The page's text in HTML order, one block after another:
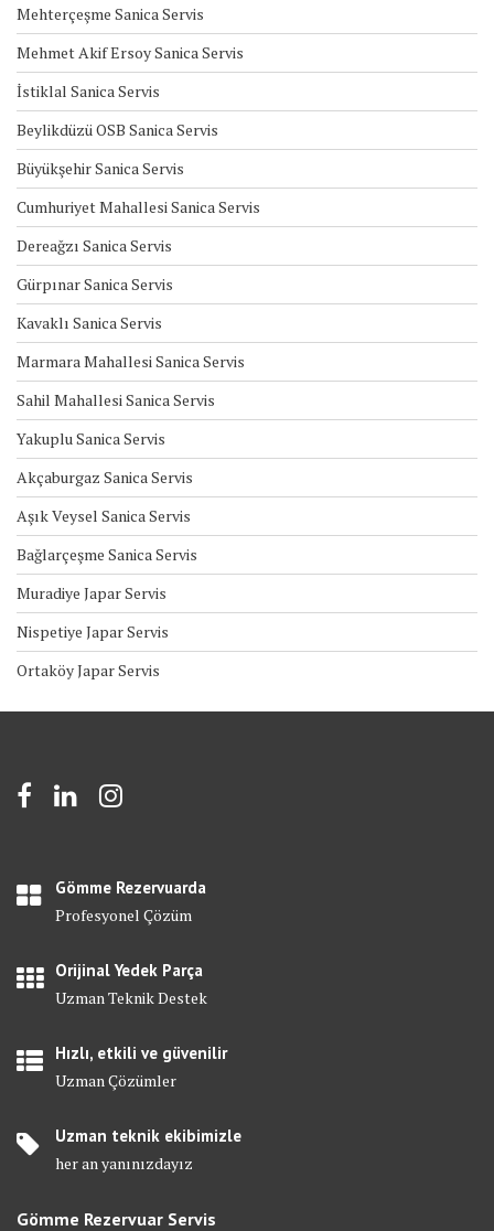
Mehterçeşme Sanica Servis
Mehmet Akif Ersoy Sanica Servis
İstiklal Sanica Servis
Beylikdüzü OSB Sanica Servis
Büyükşehir Sanica Servis
Cumhuriyet Mahallesi Sanica Servis
Dereağzı Sanica Servis
Gürpınar Sanica Servis
Kavaklı Sanica Servis
Marmara Mahallesi Sanica Servis
Sahil Mahallesi Sanica Servis
Yakuplu Sanica Servis
Akçaburgaz Sanica Servis
Aşık Veysel Sanica Servis
Bağlarçeşme Sanica Servis
Muradiye Japar Servis
Nispetiye Japar Servis
Ortaköy Japar Servis
Gömme Rezervuarda
Profesyonel Çözüm
Orijinal Yedek Parça
Uzman Teknik Destek
Hızlı, etkili ve güvenilir
Uzman Çözümler
Uzman teknik ekibimizle
her an yanınızdayız
Gömme Rezervuar Servis